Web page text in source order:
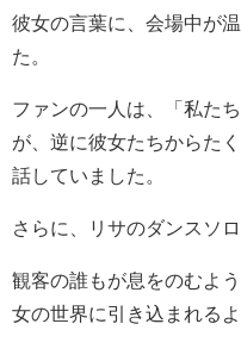
彼女の言葉に、会場中が
た。
ファンの一人は、「私た
が、逆に彼女たちからた
話していました。
さらに、リサのダンスソ
観客の誰もが息をのむよ
女の世界に引き込まれる